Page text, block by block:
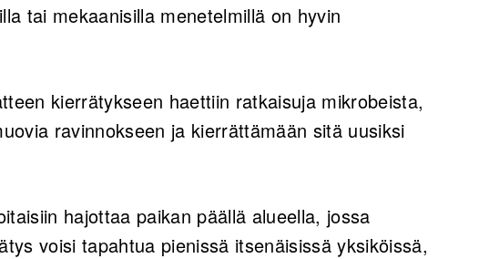
tai mekaanisilla menetelmillä on hyvin
kierrätykseen haettiin ratkaisuja mikrobeista,
ravinnokseen ja kierrättämään sitä uusiksi
hajottaa paikan päällä alueella, jossa
voisi tapahtua pienissä itsenäisissä yksiköissä,